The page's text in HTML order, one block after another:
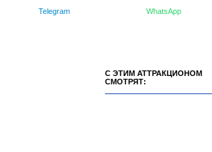
Telegram
WhatsApp
С ЭТИМ АТТРАКЦИОНОМ
СМОТРЯТ: